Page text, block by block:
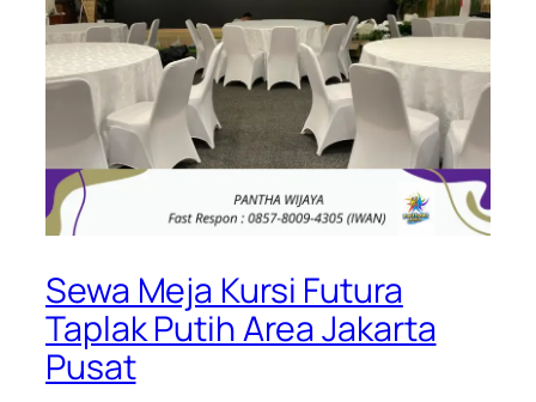
Sewa Meja Kursi Futura
Taplak Putih Area Jakarta
Pusat